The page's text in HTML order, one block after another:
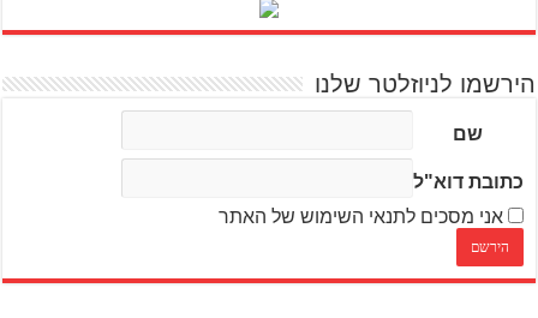
הירשמו לניוזלטר שלנו
שם
כתובת דוא"ל
אני מסכים לתנאי השימוש של האתר